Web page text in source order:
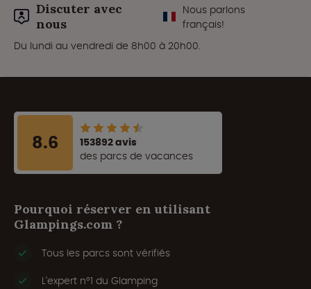
Discuter avec
nous
Nous parlons
français!
Du lundi au vendredi de 8h00 à 20h00.
8.6
153892 avis
des parcs de vacances
Pourquoi réserver en utilisant
Glampings.com ?
Tous les parcs sont vérifiés
L'expert n°1 du Glamping